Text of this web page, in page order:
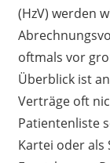
(HzV) werden
oftmals vor
Überblick ist
Verträge oft
Patientenliste
Kartei oder als